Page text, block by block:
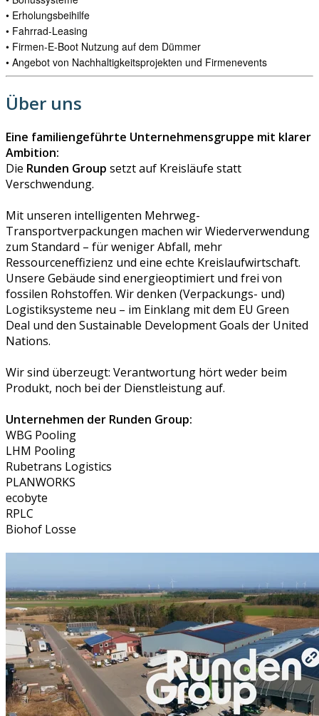
• Erholungsbeihilfe
• Fahrrad-Leasing
• Firmen-E-Boot Nutzung auf dem Dümmer
• Angebot von Nachhaltigkeitsprojekten und Firmenevents
Über uns
Eine familiengeführte Unternehmensgruppe mit klarer
Ambition:
Die Runden Group setzt auf Kreisläufe statt
Verschwendung.
Mit unseren intelligenten Mehrweg-
Transportverpackungen machen wir Wiederverwendung
zum Standard – für weniger Abfall, mehr
Ressourceneffizienz und eine echte Kreislaufwirtschaft.
Unsere Gebäude sind energieoptimiert und frei von
fossilen Rohstoffen. Wir denken (Verpackungs- und)
Logistiksysteme neu – im Einklang mit dem EU Green
Deal und den Sustainable Development Goals der United
Nations.
Wir sind überzeugt: Verantwortung hört weder beim
Produkt, noch bei der Dienstleistung auf.
Unternehmen der Runden Group:
WBG Pooling
LHM Pooling
Rubetrans Logistics
PLANWORKS
ecobyte
RPLC
Biohof Losse